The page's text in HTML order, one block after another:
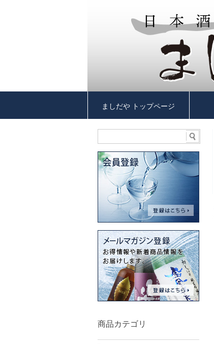
ましだや トップページ
商品カテゴリ